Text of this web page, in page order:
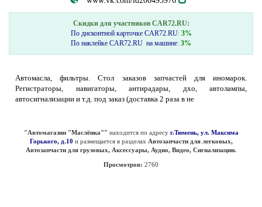
Скидки для участников CAR72.RU:
По дисконтной карточке CAR72.RU: 3%
По наклейке CAR72.RU на машине: 3%
Автомасла, фильтры. Стол заказов запчастей для иномарок.
Регистраторы, навигаторы, антирадары, дхо, автолампы,
автосигнализации и т.д. под заказ (доставка 2 раза в не
"Автомагазин "Маслёнка"" находится по адресу г.Тюмень, ул. Максима
Горького, д.10 и размещается в разделах Автозапчасти для легковых,
Автозапчасти для грузовых, Аксессуары, Аудио, Видео, Сигнализации.
Просмотров: 2760